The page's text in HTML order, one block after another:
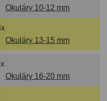
Okuláry 10-12 mm
Okuláry 13-15 mm
Okuláry 16-20 mm